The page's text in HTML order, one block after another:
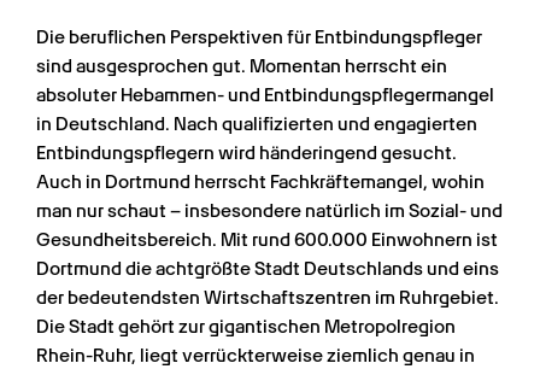
Die beruflichen Perspektiven für Entbindungspfleger
sind ausgesprochen gut. Momentan herrscht ein
absoluter Hebammen- und Entbindungspflegermangel
in Deutschland. Nach qualifizierten und engagierten
Entbindungspflegern wird händeringend gesucht.
Auch in Dortmund herrscht Fachkräftemangel, wohin
man nur schaut – insbesondere natürlich im Sozial- und
Gesundheitsbereich. Mit rund 600.000 Einwohnern ist
Dortmund die achtgrößte Stadt Deutschlands und eins
der bedeutendsten Wirtschaftszentren im Ruhrgebiet.
Die Stadt gehört zur gigantischen Metropolregion
Rhein-Ruhr, liegt verrückterweise ziemlich genau in